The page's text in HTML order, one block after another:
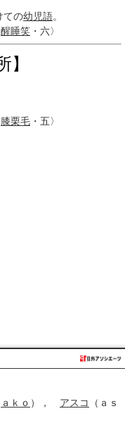
ての幼児語。
醒睡笑 ・六〉
】
膝栗毛 ・五〉
ａｋｏ ）， アスコ
（ａｓ